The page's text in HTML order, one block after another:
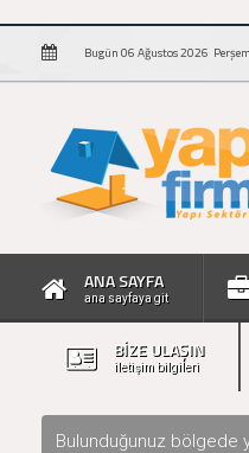
Bugün 06 Ağustos 2026
ANA SAYFA
ana sayfaya git
BİZE ULAŞIN
iletişim bilgileri
Bulunduğunuz bölgede